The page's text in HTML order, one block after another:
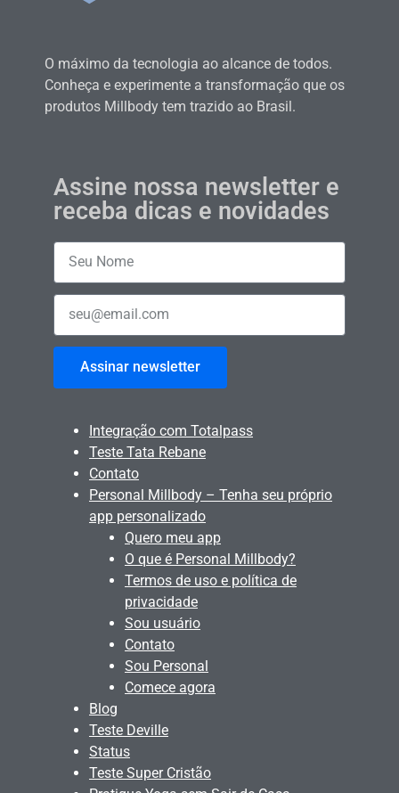
O máximo da tecnologia ao alcance de todos.
Conheça e experimente a transformação que os
produtos Millbody tem trazido ao Brasil.
Assine nossa newsletter e
receba dicas e novidades
Assinar newsletter
Integração com Totalpass
Teste Tata Rebane
Contato
Personal Millbody – Tenha seu próprio
app personalizado
Quero meu app
O que é Personal Millbody?
Termos de uso e política de
privacidade
Sou usuário
Contato
Sou Personal
Comece agora
Blog
Teste Deville
Status
Teste Super Cristão